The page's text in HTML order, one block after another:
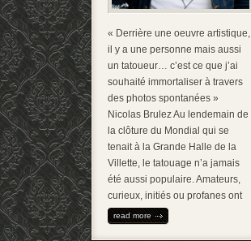
« Derrière une oeuvre artistique,
il y a une personne mais aussi
un tatoueur… c’est ce que j’ai
souhaité immortaliser à travers
des photos spontanées »
Nicolas Brulez Au lendemain de
la clôture du Mondial qui se
tenait à la Grande Halle de la
Villette, le tatouage n’a jamais
été aussi populaire. Amateurs,
curieux, initiés ou profanes ont
read more